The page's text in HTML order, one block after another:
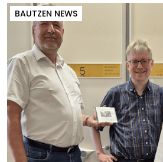
BAUTZEN NEWS